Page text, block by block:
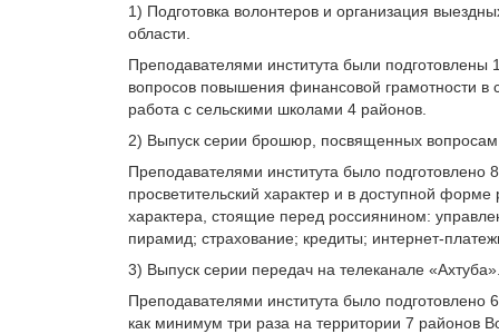
1) Подготовка волонтеров и организация
области.
Преподавателями института были
вопросов повышения финансовой грамотности в
работа с сельскими школами 4 районов.
2) Выпуск серии брошюр, посвященных
Преподавателями института было
просветительский характер и в доступной
характера, стоящие перед россиянином:
пирамид; страхование; кредиты; интернет-
3) Выпуск серии передач на телеканале
Преподавателями института было подготовлено
как минимум три раза на территории 7 районов